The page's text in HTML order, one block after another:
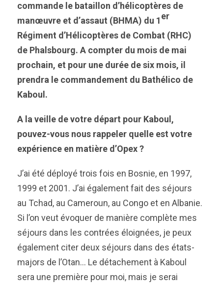
commande le bataillon d’hélicoptères de
manœuvre et d’assaut (BHMA) du 1er
Régiment d’Hélicoptères de Combat (RHC)
de Phalsbourg. A compter du mois de mai
prochain, et pour une durée de six mois, il
prendra le commandement du Bathélico de
Kaboul.
A la veille de votre départ pour Kaboul,
pouvez-vous nous rappeler quelle est votre
expérience en matière d’Opex ?
J’ai été déployé trois fois en Bosnie, en 1997,
1999 et 2001. J’ai également fait des séjours
au Tchad, au Cameroun, au Congo et en Albanie.
Si l’on veut évoquer de manière complète mes
séjours dans les contrées éloignées, je peux
également citer deux séjours dans des états-
majors de l’Otan… Le détachement à Kaboul
sera une première pour moi, mais je serai